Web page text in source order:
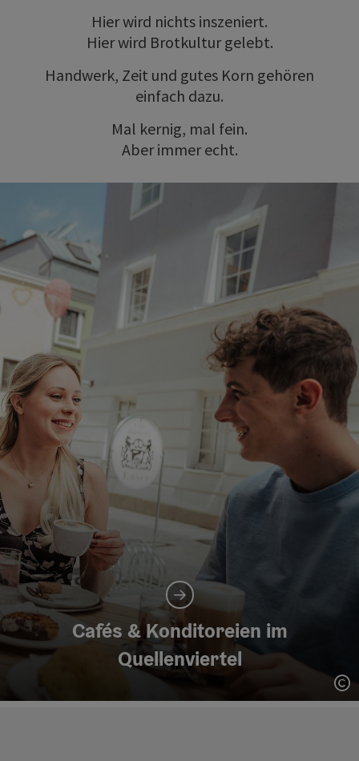
Hier wird nichts inszeniert.
Hier wird Brotkultur gelebt.
Handwerk, Zeit und gutes Korn gehören
einfach dazu.
Mal kernig, mal fein.
Aber immer echt.
Cafés & Konditoreien im
Quellenviertel